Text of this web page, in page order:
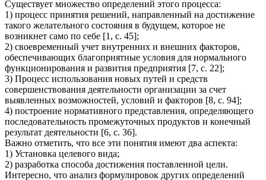
Существует множество определений этого процесса:
1) процесс принятия решений, направленный на достижение
такого желательного состояния в будущем, которое не
возникнет само по себе [1, с. 45];
2) своевременный учет внутренних и внешних факторов,
обеспечивающих благоприятные условия для нормального
функционирования и развития предприятия [7, с. 22];
3) Процесс использования новых путей и средств
совершенствования деятельности организации за счет
выявленных возможностей, условий и факторов [8, с. 94];
4) построение нормативного представления, определяющего
последовательность промежуточных продуктов и конечный
результат деятельности [6, с. 36].
Важно отметить, что все эти понятия имеют два аспекта:
1) Установка целевого вида;
2) разработка способа достижения поставленной цели.
Интересно, что анализ формулировок других определений